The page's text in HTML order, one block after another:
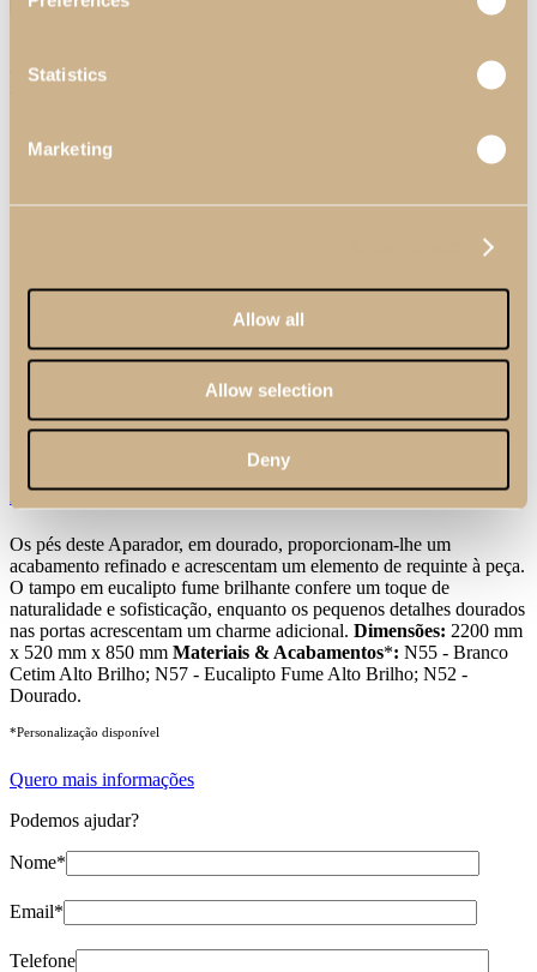
Statistics
Marketing
Allow all
Allow selection
Deny
Ver Catálogos
Ler mais
Aparador Daris XLUX
Os pés deste Aparador, em dourado, proporcionam-lhe um
acabamento refinado e acrescentam um elemento de requinte à peça.
O tampo em eucalipto fume brilhante confere um toque de
naturalidade e sofisticação, enquanto os pequenos detalhes dourados
nas portas acrescentam um charme adicional. Dimensões: 2200 mm
x 520 mm x 850 mm Materiais & Acabamentos*: N55 - Branco
Cetim Alto Brilho; N57 - Eucalipto Fume Alto Brilho; N52 -
Dourado.
*Personalização disponível
Quero mais informações
Podemos ajudar?
Nome*
Email*
Telefone